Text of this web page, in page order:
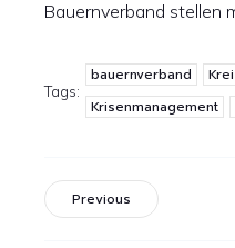
Bauernverband stellen
Tags:
bauernverband
Krisenmanagement
Previous